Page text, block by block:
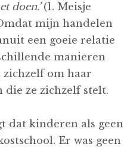
doen.’(1. Meisje
mijn handelen
een goeie relatie
manieren
om haar
die ze zichzelf stelt.
dat kinderen als geen
Er was geen